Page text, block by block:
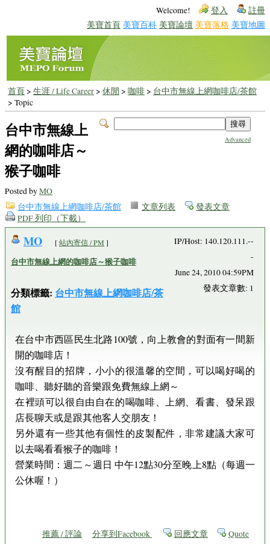
Welcome! 登入 註冊
美寶首頁 美寶百科 美寶論壇 美寶落格 美寶地圖
首頁> 生涯 / Life Career> 休閒 > 咖啡> 台中市無線上網咖啡店/茶館
> Topic
Advanced
台中市無線上
網的咖啡店～
猴子咖啡
Posted byMO
台中市無線上網咖啡店/茶館
文章列表
發表文章
PDF 列印（下載）
MO [站內寄信 / PM ]
台中市無線上網的咖啡店～猴子咖啡
分類標籤: 台中市無線上網咖啡店/茶
館
IP/Host: 140.120.111.--
-
June 24, 2010 04:59PM
發表文章數: 1
在台中市西區民生北路100號，向上教會的對面有一間新
開的咖啡店！
沒有醒目的招牌，小小的很溫馨的空間，可以喝好喝的
咖啡、聽好聽的音樂跟免費無線上網～
在裡頭可以很自由自在的喝咖啡、上網、看書、發呆跟
店長聊天或是跟其他客人交朋友！
另外還有一些其他有個性的皮製配件，非常建議大家可
以去喝看看猴子的咖啡！
營業時間：週二～週日 中午12點30分至晚上8點（每週一
公休喔！）
推薦 / 評論 分享到Facebook 回應文章 Quote